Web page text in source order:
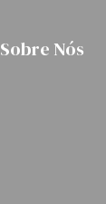
Sobre Nós